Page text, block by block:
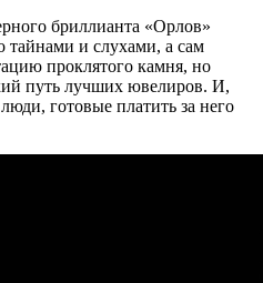
бриллианта «Орлов»
тайнами и слухами, а сам
проклятого камня, но
путь лучших ювелиров. И,
готовые платить за него